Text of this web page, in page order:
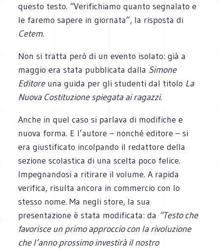
questo testo. “Verifichiamo quanto segnalato e
le faremo sapere in giornata”, la risposta di
Cetem.
Non si tratta però di un evento isolato: già a
maggio era stata pubblicata dalla Simone
Editoreuna guida per gli studenti dal titolo La
Nuova Costituzione spiegata ai ragazzi.
Anche in quel caso si parlava di modifiche e
nuova forma. E l’autore – nonché editore – si
era giustificato incolpando il redattore della
sezione scolastica di una scelta poco felice.
Impegnandosi a ritirare il volume. A rapida
verifica, risulta ancora in commercio con lo
stesso nome. Ma negli store, la sua
presentazione è stata modificata: da “Testo che
favorisce un primo approccio con la rivoluzione
che l’anno prossimo investirà il nostro